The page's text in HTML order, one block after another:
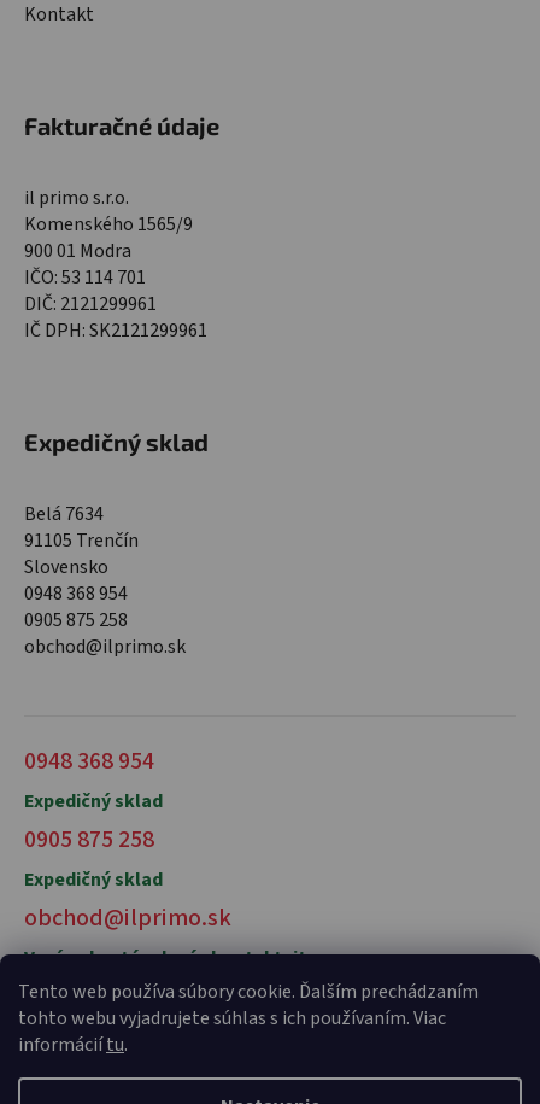
Tento web používa súbory cookie. Ďalším prechádzaním
tohto webu vyjadrujete súhlas s ich používaním. Viac
informáciítu.
Kontakt
Fakturačné údaje
il primo s.r.o.
Komenského 1565/9
900 01 Modra
IČO: 53 114 701
DIČ: 2121299961
IČ DPH: SK2121299961
Expedičný sklad
Belá 7634
91105 Trenčín
Slovensko
0948 368 954
0905 875 258
obchod@ilprimo.sk
0948 368 954
Expedičný sklad
0905 875 258
Expedičný sklad
obchod@ilprimo.sk
V prípade otázok nás kontaktujte